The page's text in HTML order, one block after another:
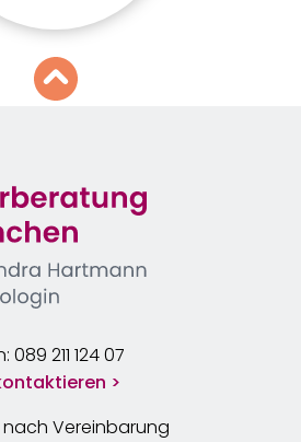
089 211 124 07
>
nach Vereinbarung